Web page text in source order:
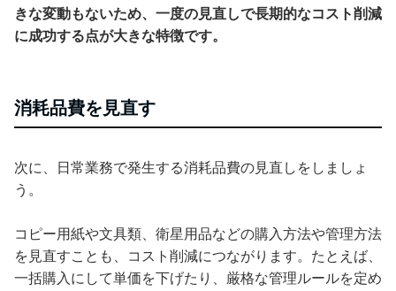
きな変動もないため、一度の見直しで長期的なコスト削減
に成功する点が大きな特徴です。
消耗品費を見直す
次に、日常業務で発生する消耗品費の見直しをしましょ
う。
コピー用紙や文具類、衛星用品などの購入方法や管理方法
を見直すことも、コスト削減につながります。たとえば、
一括購入にして単価を下げたり、厳格な管理ルールを定め